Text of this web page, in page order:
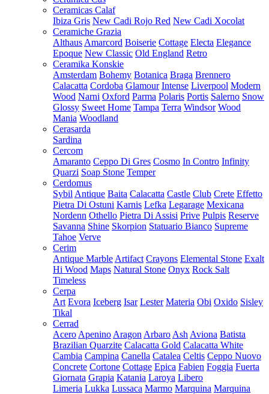
Ceramicas Calaf
Ibiza Gris New Cadi Rojo Red New Cadi Xocolat
Ceramiche Grazia
Althaus Amarcord Boiserie Cottage Electa Elegance
Epoque New Classic Old England Retro
Ceramika Konskie
Amsterdam Bohemy Botanica Braga Brennero
Calacatta Cordoba Glamour Intense Liverpool Modern
Wood Narni Oxford Parma Polaris Portis Salerno Snow
Glossy Sweet Home Tampa Terra Windsor Wood
Mania Woodland
Cerasarda
Sardina
Cercom
Amaranto Ceppo Di Gres Cosmo In Contro Infinity
Quarzi Soap Stone Temper
Cerdomus
Sybil Antique Baita Calacatta Castle Club Crete Effetto
Pietra Di Ostuni Karnis Lefka Legarage Mexicana
Nordenn Othello Pietra Di Assisi Prive Pulpis Reserve
Savanna Shine Skorpion Statuario Bianco Supreme
Tahoe Verve
Cerim
Antique Marble Artifact Crayons Elemental Stone Exalt
Hi Wood Maps Natural Stone Onyx Rock Salt
Timeless
Cerpa
Art Evora Iceberg Isar Lester Materia Obi Oxido Sisley
Tikal
Cerrad
Acero Apenino Aragon Arbaro Ash Aviona Batista
Brazilian Quarzite Calacatta Gold Calacatta White
Cambia Campina Canella Catalea Celtis Ceppo Nuovo
Concrete Cortone Cottage Epica Fabien Foggia Fuerta
Giornata Grapia Katania Laroya Libero
Limeria Lukka Lussaca Marmo Marquina Marquina